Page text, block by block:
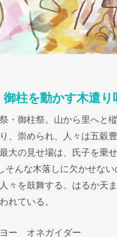
柱を動かす木遣り
・御柱祭。山から里へと
、崇められ、人々は五穀
大の見せ場は、氏子を乗
そんな木落しに欠かせな
々を鼓舞する。はるか天
れている。
ー オネガイダー